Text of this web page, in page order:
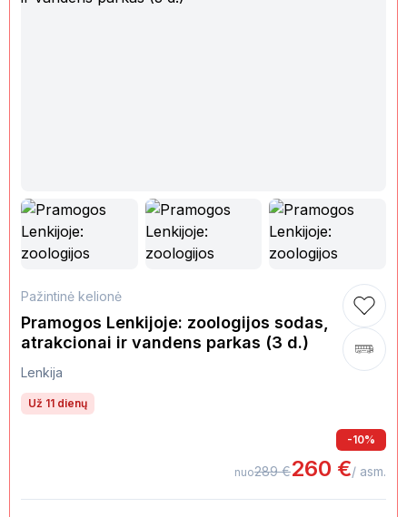
Pažintinė kelionė
Pramogos Lenkijoje: zoologijos sodas,
atrakcionai ir vandens parkas (3 d.)
Lenkija
Už 11 dienų
-10%
nuo289 €260 €/ asm.